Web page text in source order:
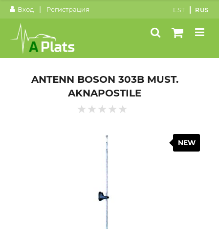
Вход | Регистрация EST RUS
ANTENN BOSON 303B MUST.
AKNAPOSTILE
NEW